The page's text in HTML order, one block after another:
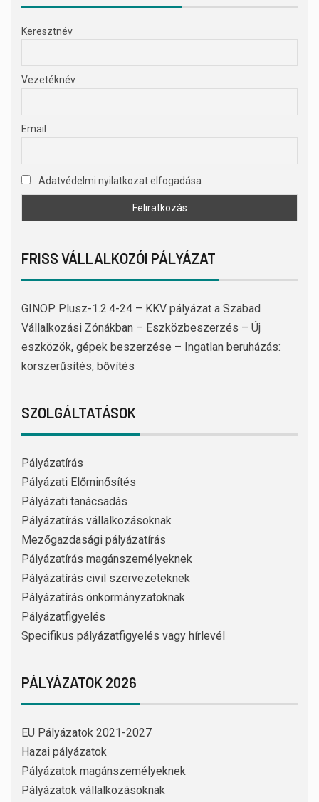
Keresztnév
Vezetéknév
Email
Adatvédelmi nyilatkozat elfogadása
FRISS VÁLLALKOZÓI PÁLYÁZAT
GINOP Plusz-1.2.4-24 – KKV pályázat a Szabad
Vállalkozási Zónákban – Eszközbeszerzés – Új
eszközök, gépek beszerzése – Ingatlan beruházás:
korszerűsítés, bővítés
SZOLGÁLTATÁSOK
Pályázatírás
Pályázati Előminősítés
Pályázati tanácsadás
Pályázatírás vállalkozásoknak
Mezőgazdasági pályázatírás
Pályázatírás magánszemélyeknek
Pályázatírás civil szervezeteknek
Pályázatírás önkormányzatoknak
Pályázatfigyelés
Specifikus pályázatfigyelés vagy hírlevél
PÁLYÁZATOK 2026
EU Pályázatok 2021-2027
Hazai pályázatok
Pályázatok magánszemélyeknek
Pályázatok vállalkozásoknak